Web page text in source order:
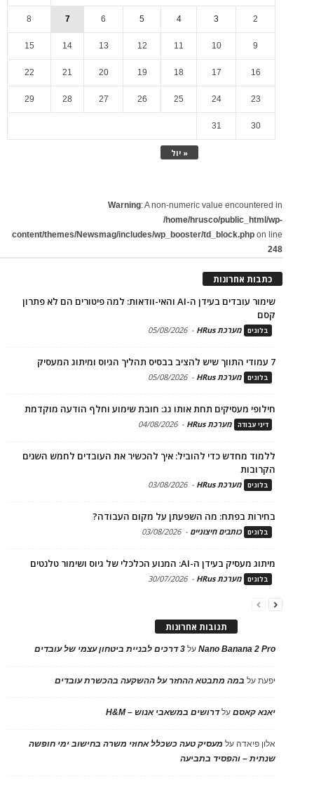
« יול
2
3
4
5
6
7
8
9
10
11
12
13
14
15
16
17
18
19
20
21
22
23
24
25
26
27
28
29
30
31
Warning: A non-numeric value encountered in
/home/hrusco/public_html/wp-
content/themes/Newsmag/includes/wp_booster/td_block.php on line
248
כתבות אחרונות
שימור עובדים בעידן ה-AI והאי-וודאות: למה פיטורים הם לא פתרון
קסם
בלוגים מערכת HRus -
05/08/2026
7 עמודי התווך שיש להציב בבסיס תהליך הגיוס ומיתוג המעסיק
בלוגים מערכת HRus -
05/08/2026
חילופי מעסיקים תחת אותו גג: חובת שימוע וחלף הודעה מוקדמת
דיני עבודה מערכת HRus -
04/08/2026
ללמוד מחדש כדי להוביל: איך להכשיר את העובדים לחמש השנים
הקרובות
בלוגים מערכת HRus -
03/08/2026
בחירות בפתח: מה השפעתן על מקום העבודה?
בלוגים כותבים חיצוניים -
03/08/2026
מיתוג מעסיק בעידן ה-AI: המנוע הכלכלי של גיוס ושימור טלנטים
בלוגים מערכת HRus -
30/07/2026
תגובות אחרונות
Nano Banana 2 Proעל 3 דרכים לבניית ביטחון עצמי של עובדים
יפעתעל במה מתבטא ההחזר על ההשקעה בהכשרת עובדים
יאנא קאסםעלדרושים במשאבי אנוש – H&M
אלון פיאדה על מעסיק טעה כשכלל אחוזי משרה בחישוב ימי חופשה
שנתית – והפסיד בתביעה